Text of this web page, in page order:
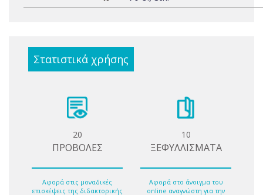
Στατιστικά χρήσης
20
ΠΡΟΒΟΛΕΣ
Αφορά στις μοναδικές
επισκέψεις της διδακτορικής
10
ΞΕΦΥΛΛΙΣΜΑΤΑ
Αφορά στο άνοιγμα του
online αναγνώστη για την